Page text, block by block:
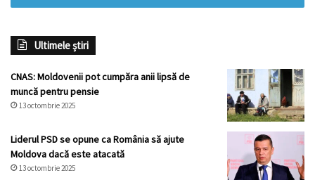
Ultimele știri
CNAS: Moldovenii pot cumpăra anii lipsă de
muncă pentru pensie
13 octombrie 2025
Liderul PSD se opune ca România să ajute
Moldova dacă este atacată
13 octombrie 2025